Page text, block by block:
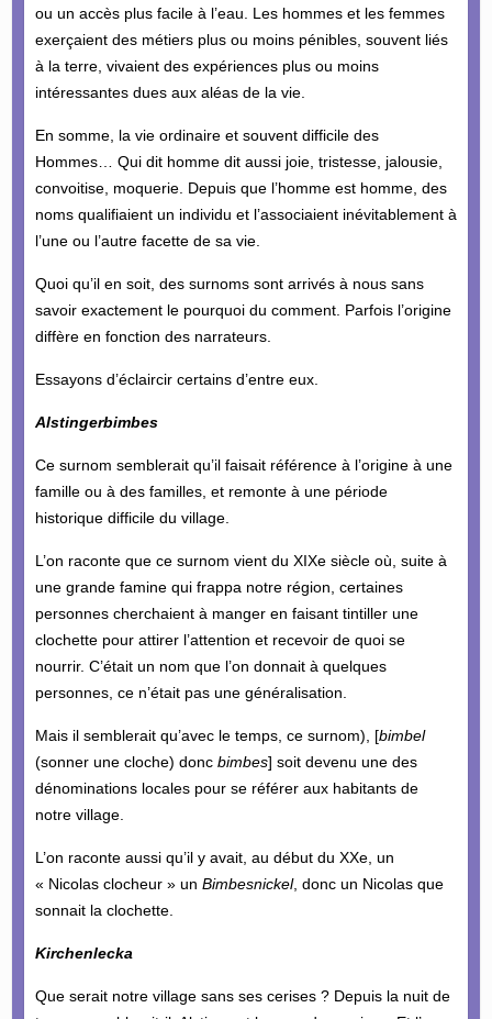
ou un accès plus facile à l’eau. Les hommes et les femmes
exerçaient des métiers plus ou moins pénibles, souvent liés
à la terre, vivaient des expériences plus ou moins
intéressantes dues aux aléas de la vie.
En somme, la vie ordinaire et souvent difficile des
Hommes… Qui dit homme dit aussi joie, tristesse, jalousie,
convoitise, moquerie. Depuis que l’homme est homme, des
noms qualifiaient un individu et l’associaient inévitablement à
l’une ou l’autre facette de sa vie.
Quoi qu’il en soit, des surnoms sont arrivés à nous sans
savoir exactement le pourquoi du comment. Parfois l’origine
diffère en fonction des narrateurs.
Essayons d’éclaircir certains d’entre eux.
Alstingerbimbes
Ce surnom semblerait qu’il faisait référence à l’origine à une
famille ou à des familles, et remonte à une période
historique difficile du village.
L’on raconte que ce surnom vient du XIXe siècle où, suite à
une grande famine qui frappa notre région, certaines
personnes cherchaient à manger en faisant tintiller une
clochette pour attirer l’attention et recevoir de quoi se
nourrir. C’était un nom que l’on donnait à quelques
personnes, ce n’était pas une généralisation.
Mais il semblerait qu’avec le temps, ce surnom), [bimbel
(sonner une cloche) donc bimbes] soit devenu une des
dénominations locales pour se référer aux habitants de
notre village.
L’on raconte aussi qu’il y avait, au début du XXe, un
« Nicolas clocheur » un Bimbesnickel, donc un Nicolas que
sonnait la clochette.
Kirchenlecka
Que serait notre village sans ses cerises ? Depuis la nuit de